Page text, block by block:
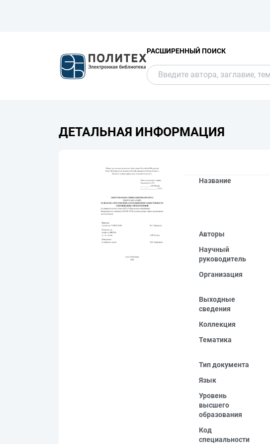
РАСШИРЕННЫЙ ПОИСК
ДЕТАЛЬНАЯ ИНФОРМАЦИЯ
Название
Авторы
Научный
руководитель
Организация
Выходные
сведения
Коллекция
Тематика
Тип документа
Язык
Уровень
высшего
образования
Код
специальности